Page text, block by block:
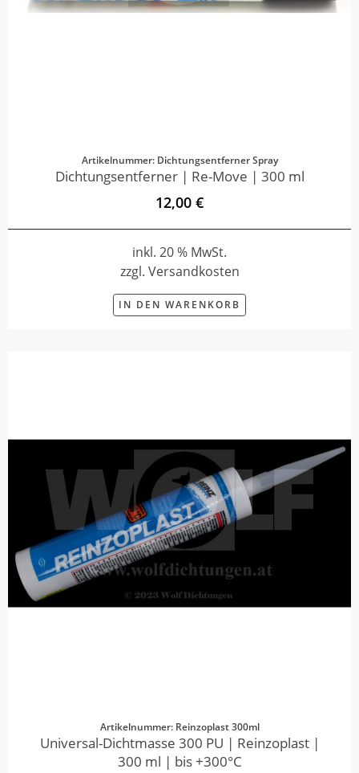
Artikelnummer: Dichtungsentferner Spray
Dichtungsentferner | Re-Move | 300 ml
12,00 €
inkl. 20 % MwSt.
zzgl. Versandkosten
IN DEN WARENKORB
Artikelnummer: Reinzoplast 300ml
Universal-Dichtmasse 300 PU | Reinzoplast |
300 ml | bis +300°C